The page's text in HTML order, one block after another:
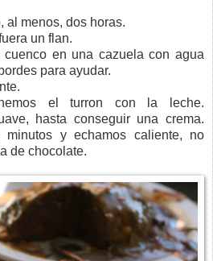
al menos, dos horas.
un flan.
en una cazuela con agua
para ayudar.
el turron con la leche.
hasta conseguir una crema.
minutos y echamos caliente, no
de chocolate.